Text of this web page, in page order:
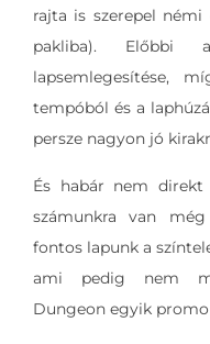
rajta is szerepel némi
pakliba). Előbbi
lapsemlegesítése,
tempóból és a
persze nagyon jó
És habár nem direkt
számunkra van
fontos lapunk a
ami pedig nem
Dungeon egyik promo